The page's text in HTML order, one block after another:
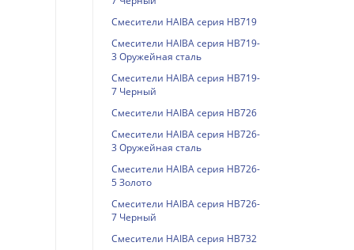
Смесители HAIBA серия HB719
Смесители HAIBA серия HB719-
3 Оружейная сталь
Смесители HAIBA серия HB719-
7 Черный
Смесители HAIBA серия HB726
Смесители HAIBA серия HB726-
3 Оружейная сталь
Смесители HAIBA серия HB726-
5 Золото
Смесители HAIBA серия HB726-
7 Черный
Смесители HAIBA серия HB732